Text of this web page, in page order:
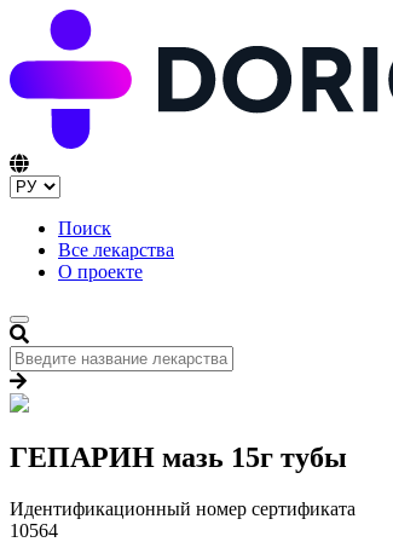
Поиск
Все лекарства
О проекте
ГЕПАРИН мазь 15г тубы
Идентификационный номер сертификата
10564